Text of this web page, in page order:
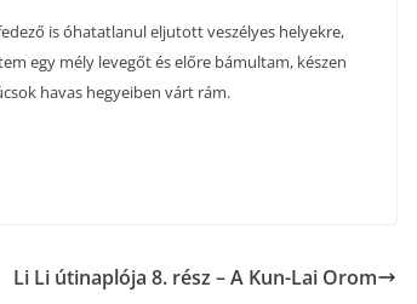
is óhatatlanul eljutott veszélyes helyekre,
egy mély levegőt és előre bámultam, készen
havas hegyeiben várt rám.
Li Li útinaplója 8. rész – A Kun-Lai Orom